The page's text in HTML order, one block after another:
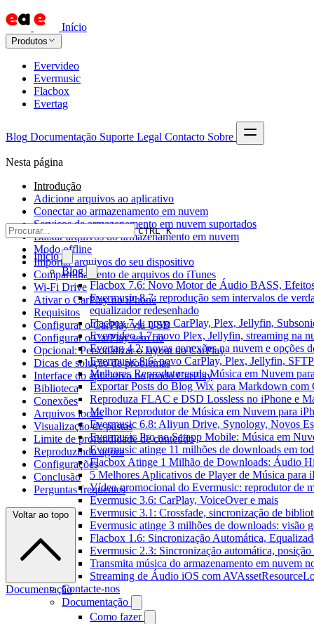
Início
Produtos
Evervideo
Evermusic
Flacbox
Evertag
Blog Documentação Suporte Legal Contacto Sobre
CTRL K
Início
Blog
Flacbox 7.6: Novo Motor de Áudio BASS,
Evermusic 8.7: reprodução sem intervalos de
equalizador redesenhado
Flacbox 7.4: novo CarPlay, Plex, Jellyfin,
Evervideo 1.7: novo Plex, Jellyfin, streaming na
Evertag 4.2: novas conexões na nuvem e opções
Evermusic 8.6: novo CarPlay, Plex, Jellyfin,
Melhores Reprodutores de Música em Nuvem
Exportar Posts do Blog Wix para Markdown com
Reproduza FLAC e DSD Lossless no iPhone e
Melhor Reprodutor de Música em Nuvem para
Evermusic 6.8: Aliyun Drive, Synology, Novos
Evermusic Pro no Setapp Mobile: Música em
Evermusic atinge 11 milhões de downloads em
Flacbox Atinge 1 Milhão de Downloads: Áudio
5 Melhores Aplicativos de Player de Música para
Vídeo promocional do Evermusic: reprodutor de
Evermusic 3.6: CarPlay, VoiceOver e mais
Evermusic 3.1: Crossfade, sincronização de
Evermusic atinge 3 milhões de downloads: visão
Flacbox 1.6: Sincronização Automática,
Evermusic 2.3: Sincronização automática, posição
Transmita música do armazenamento em nuvem
Streaming de Áudio iOS com
Contacte-nos
Documentação
Como fazer
Nesta página
Introdução
Adicione arquivos ao aplicativo
Conectar ao armazenamento em nuvem
Serviços de armazenamento em nuvem suportados
Baixar arquivos do armazenamento em nuvem
Modo offline
Importar arquivos do seu dispositivo
Compartilhamento de arquivos do iTunes
Wi-Fi Drive
Ativar o CarPlay no iPhone
Requisitos
Configurar o CarPlay via USB
Configurar o CarPlay sem fio
Opcional: Personalizar o layout do CarPlay
Dicas de solução de problemas
Interface do aplicativo no modo CarPlay
Biblioteca
Conexões
Arquivos locais
Visualização de pastas
Limite de profundidade de conteúdo
Reproduzindo agora
Configurações
Conclusão
Perguntas frequentes
Voltar ao topo
Documentação